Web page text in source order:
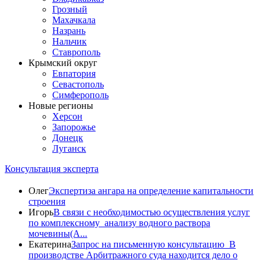
Грозный
Махачкала
Назрань
Нальчик
Ставрополь
Крымский округ
Евпатория
Севастополь
Симферополь
Новые регионы
Херсон
Запорожье
Донецк
Луганск
Консультация эксперта
ОлегЭкспертиза ангара на определение капитальности
строения
ИгорьВ связи с необходимостью осуществления услуг
по комплексному анализу водного раствора
мочевины(A...
ЕкатеринаЗапрос на письменную консультацию В
производстве Арбитражного суда находится дело о